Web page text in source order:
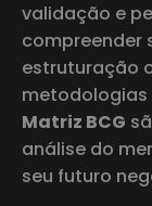
validação e
compreender
estruturação
metodologias
Matriz BCG
análise do
seu futuro